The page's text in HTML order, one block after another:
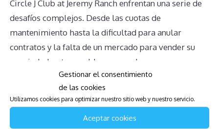
Gestionar el consentimiento
de las cookies
Utilizamos cookies para optimizar nuestro sitio web y nuestro servicio.
Aceptar cookies
Circle J Club at Jeremy Ranch enfrentan una serie de
desafíos complejos. Desde las cuotas de
mantenimiento hasta la dificultad para anular
contratos y la falta de un mercado para vender su
propiedad, estos problemas pueden generar
significativas tensiones financieras y emocionales.
Comprender estos problemas y buscar
asesoramiento adecuado es esencial para cualquier
propietario que desee gestionar su multipropiedad